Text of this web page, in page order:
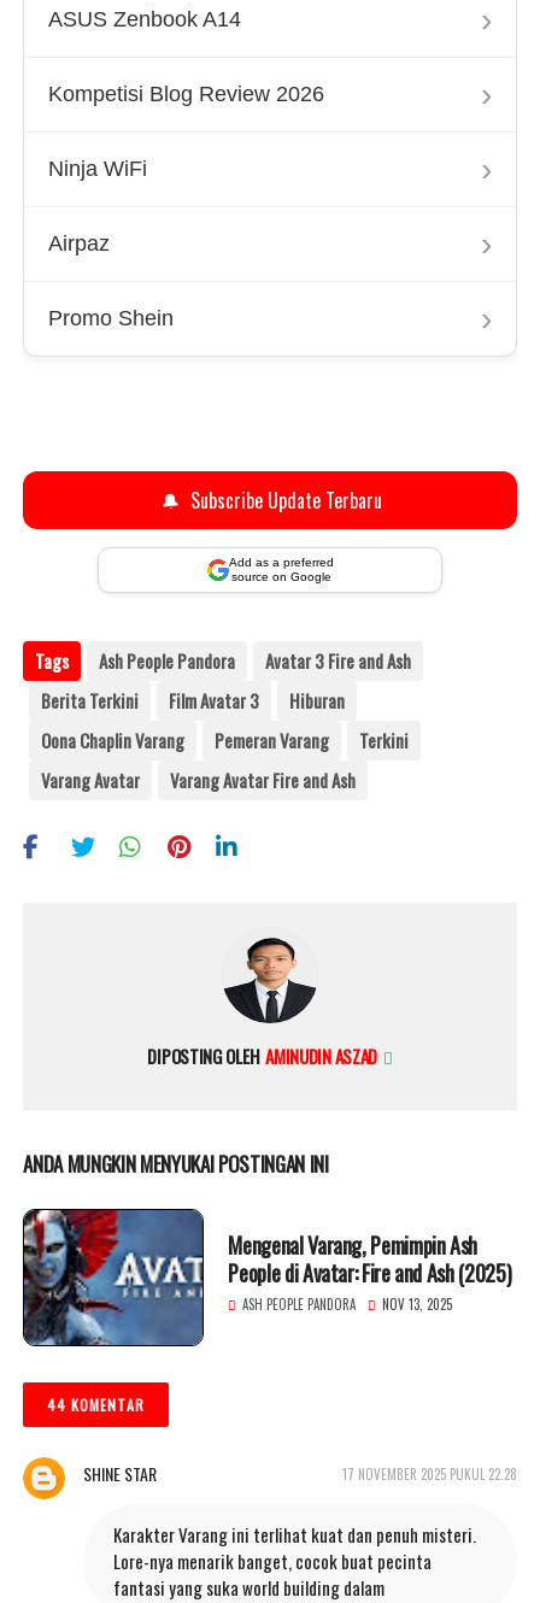
ASUS Zenbook A14 ›
Kompetisi Blog Review 2026 ›
Ninja WiFi ›
Airpaz ›
Promo Shein ›
🔔 Subscribe Update Terbaru
Add as a preferred
source on Google
Tags Ash People Pandora
Avatar 3 Fire and Ash
Berita Terkini
Film Avatar 3
Hiburan
Oona Chaplin Varang
Pemeran Varang
Terkini
Varang Avatar
Varang Avatar Fire and Ash
DIPOSTING OLEH AMINUDIN ASZAD
ANDA MUNGKIN MENYUKAI POSTINGAN INI
Mengenal Varang, Pemimpin Ash
People di Avatar: Fire and Ash (2025)
ASH PEOPLE PANDORA NOV 13, 2025
44 KOMENTAR
SHINE STAR 17 NOVEMBER 2025 PUKUL 22.28
Karakter Varang ini terlihat kuat dan penuh misteri.
Lore-nya menarik banget, cocok buat pecinta
fantasi yang suka world building dalam